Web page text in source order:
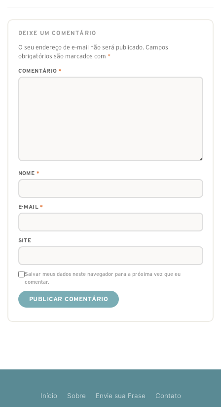
DEIXE UM COMENTÁRIO
O seu endereço de e-mail não será publicado. Campos
obrigatórios são marcados com *
COMENTÁRIO *
NOME *
E-MAIL*
SITE
Salvar meus dados neste navegador para a próxima vez que eu
comentar.
Início Sobre Envie sua Frase Contato